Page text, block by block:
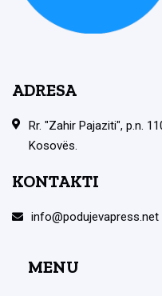
ADRESA
Rr. "Zahir Pajaziti", p.n.
Kosovës.
KONTAKTI
info@podujevapress.net
MENU